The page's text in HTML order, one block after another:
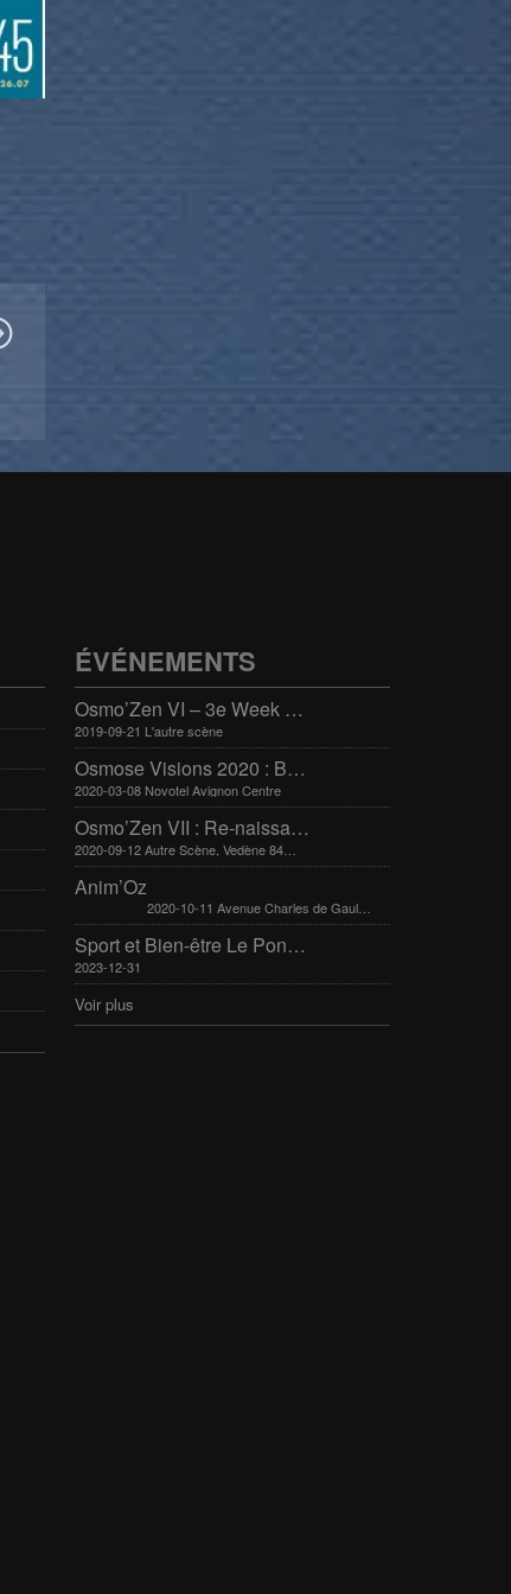
ÉVÉNEMENTS
Osmo’Zen VI – 3e Week end international du bien-être
2019-09-21 L'autre scène
Osmose Visions 2020 : Bien-être et arts divinatoires
2020-03-08 Novotel Avignon Centre
Osmo’Zen VII : Re-naissance
2020-09-12 Autre Scène, Vedène 84270
Anim’Oz
2020-10-11 Avenue Charles de Gaulle 30400 Villeneuve-Lès-Avignon
Sport et Bien-être Le Pontet 16-17 mars 2024
2023-12-31
Voir plus